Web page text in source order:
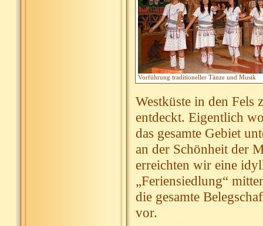
Vorführung traditioneller Tänze und Musik
Westküste in den
entdeckt. Eigentlich
das gesamte Gebiet
an der Schönheit der
erreichten wir eine
„Feriensiedlung“
die gesamte
vor.